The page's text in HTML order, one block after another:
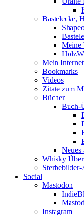
Bastelecke,
Meine
Mein
Bookmarks
Videos
Zitate zum
Bücher
Buch-
Neues
Whisky
Social
Mastodon
Instagram